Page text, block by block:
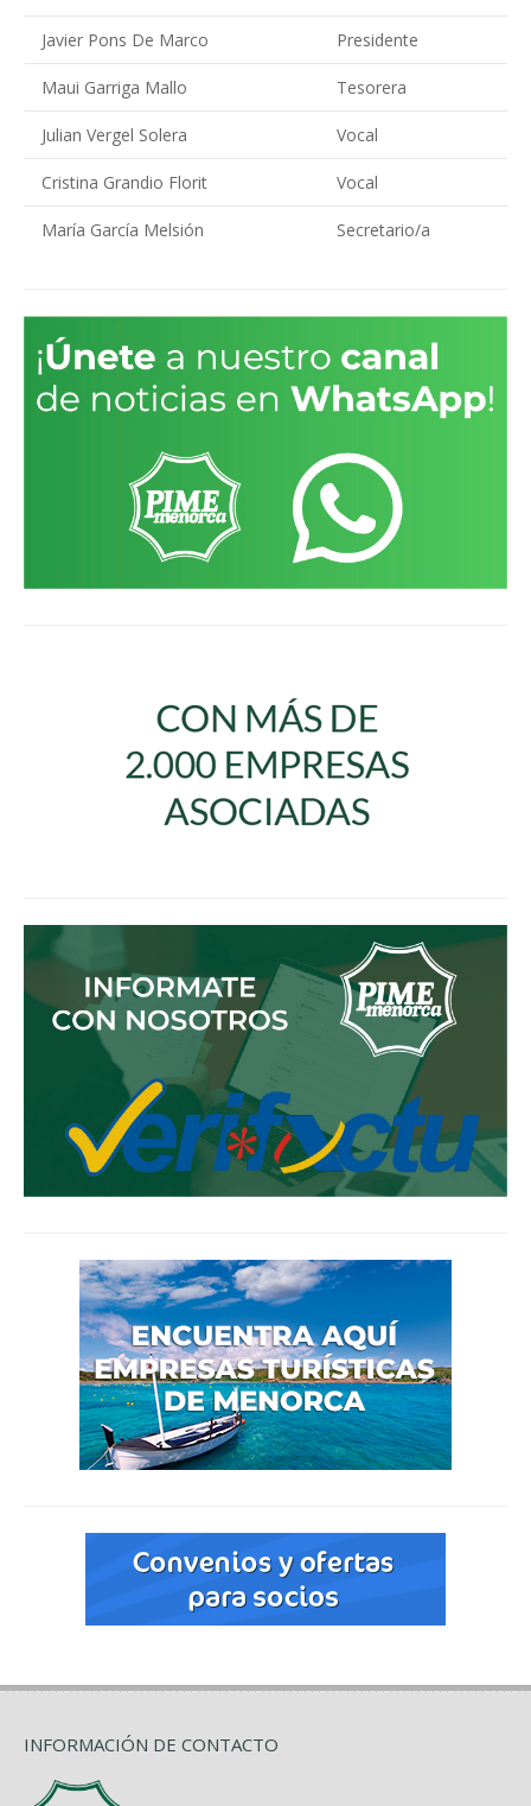
Javier Pons De Marco Presidente
Maui Garriga Mallo Tesorera
Julian Vergel Solera Vocal
Cristina Grandio Florit Vocal
María García Melsión Secretario/a
INFORMACIÓN DE CONTACTO